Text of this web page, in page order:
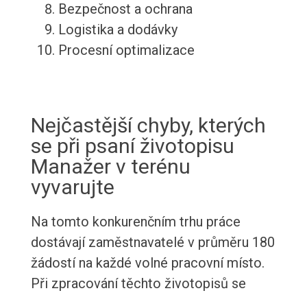
Bezpečnost a ochrana
Logistika a dodávky
Procesní optimalizace
Nejčastější chyby, kterých
se při psaní životopisu
Manažer v terénu
vyvarujte
Na tomto konkurenčním trhu práce
dostávají zaměstnavatelé v průměru 180
žádostí na každé volné pracovní místo.
Při zpracování těchto životopisů se